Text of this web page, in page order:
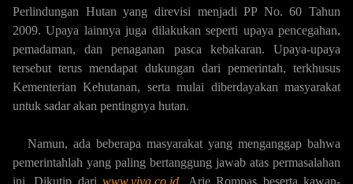
Perlindungan Hutan yang direvisi menjadi PP No. 60 Tahun
2009. Upaya lainnya juga dilakukan seperti upaya pencegahan,
pemadaman, dan penaganan pasca kebakaran. Upaya-upaya
tersebut terus mendapat dukungan dari pemerintah, terkhusus
Kementerian Kehutanan, serta mulai diberdayakan masyarakat
untuk sadar akan pentingnya hutan.
Namun, ada beberapa masyarakat yang menganggap bahwa
pemerintahlah yang paling bertanggung jawab atas permasalahan
ini. Dikutip dariwww.viva.co.id Arie Rompas beserta kawan-